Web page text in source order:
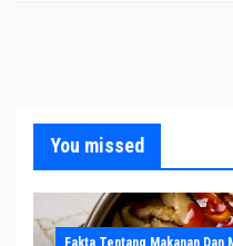
You missed
Fakta Tentang Makanan Dan